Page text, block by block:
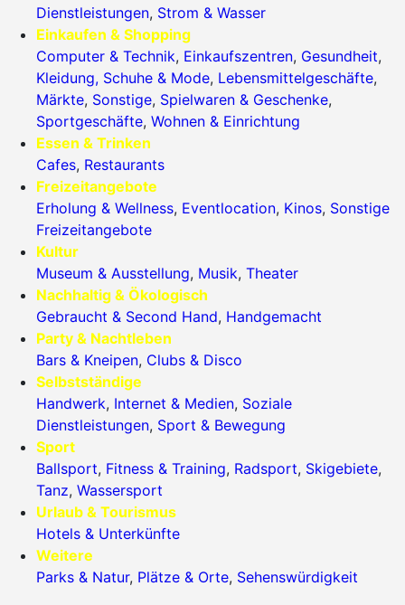
Dienstleistungen, Strom & Wasser
Einkaufen & Shopping
Computer & Technik, Einkaufszentren, Gesundheit,
Kleidung, Schuhe & Mode, Lebensmittelgeschäfte,
Märkte, Sonstige, Spielwaren & Geschenke,
Sportgeschäfte, Wohnen & Einrichtung
Essen & Trinken
Cafes, Restaurants
Freizeitangebote
Erholung & Wellness, Eventlocation, Kinos, Sonstige
Freizeitangebote
Kultur
Museum & Ausstellung, Musik, Theater
Nachhaltig & Ökologisch
Gebraucht & Second Hand, Handgemacht
Party & Nachtleben
Bars & Kneipen, Clubs & Disco
Selbstständige
Handwerk, Internet & Medien, Soziale
Dienstleistungen, Sport & Bewegung
Sport
Ballsport, Fitness & Training, Radsport, Skigebiete,
Tanz, Wassersport
Urlaub & Tourismus
Hotels & Unterkünfte
Weitere
Parks & Natur, Plätze & Orte, Sehenswürdigkeit